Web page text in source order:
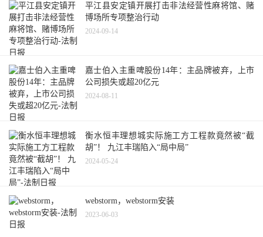
平江县安定镇开展打击非法经营性麻将馆、赌
博场所专项整治行动
2024-09-14
嘉士伯入主重啤股份14年：主品牌被弃，上市
公司损失或超20亿元
2024-08-11
衡水恒丰理想城实际施工方工程款竟然被“截
胡”！ 九江丰瑞陷入“局中局”
2024-05-24
webstorm，webstorm安装
2023-06-03